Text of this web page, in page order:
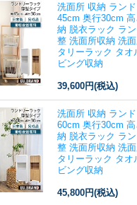
洗面所 収納 ラン
45cm 奥行30cm
納 脱衣ラック ラ
整 洗面所収納 洗
タリーラック タオ
ビング収納
39,600円(税込)
洗面所 収納 ラン
60cm 奥行30cm
納 脱衣ラック ラ
整 洗面所収納 洗
タリーラック タオ
ビング収納
45,800円(税込)